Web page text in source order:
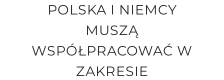
POLSKA I NIEMCY
MUSZĄ
WSPÓŁPRACOWAĆ W
ZAKRESIE